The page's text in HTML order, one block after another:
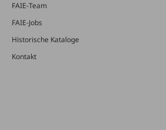
FAIE-Team
FAIE-Jobs
Historische Kataloge
Kontakt